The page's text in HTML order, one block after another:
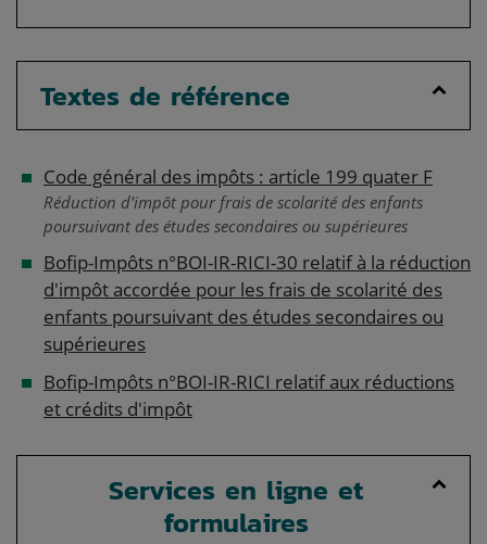
Textes de référence
Code général des impôts : article 199 quater F
Réduction d'impôt pour frais de scolarité des enfants
poursuivant des études secondaires ou supérieures
Bofip-Impôts n°BOI-IR-RICI-30 relatif à la réduction
d'impôt accordée pour les frais de scolarité des
enfants poursuivant des études secondaires ou
supérieures
Bofip-Impôts n°BOI-IR-RICI relatif aux réductions
et crédits d'impôt
Services en ligne et
formulaires